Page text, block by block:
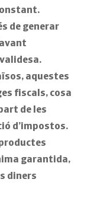
de generar
aquestes
fiscals, cosa
de les
d’impostos.
garantida,
diners